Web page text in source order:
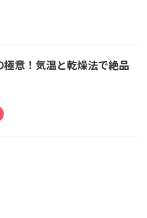
極意！気温と乾燥法で絶品